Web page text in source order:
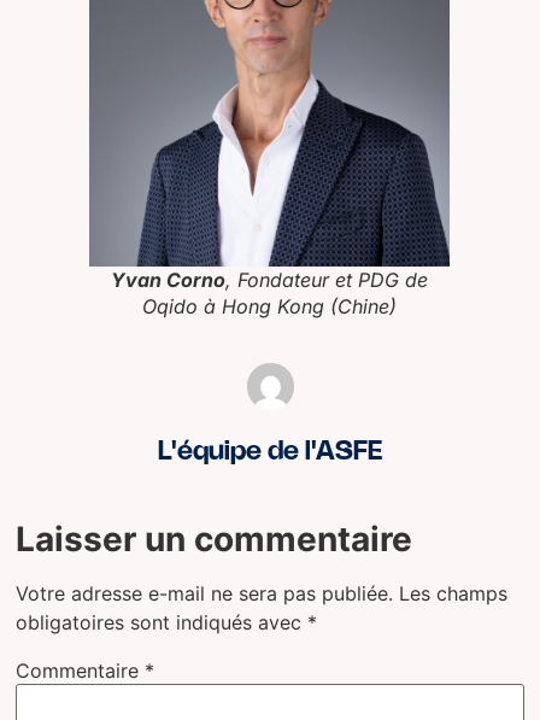
Yvan Corno, Fondateur et PDG de
Oqido à Hong Kong (Chine)
L'équipe de l'ASFE
Laisser un commentaire
Votre adresse e-mail ne sera pas publiée. Les champs
obligatoires sont indiqués avec *
Commentaire *